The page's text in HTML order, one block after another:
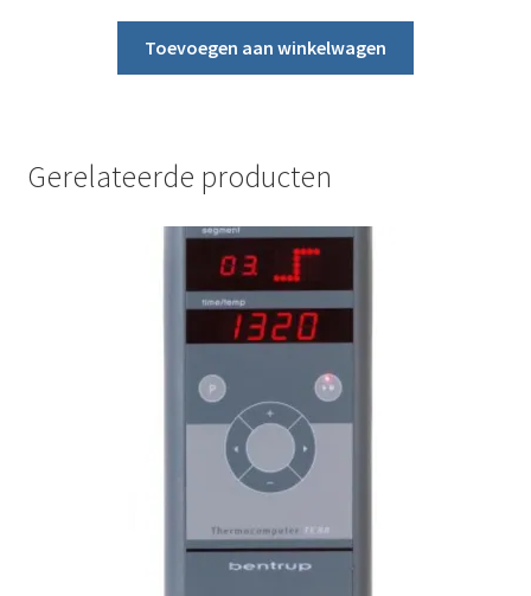
Toevoegen aan winkelwagen
Gerelateerde producten